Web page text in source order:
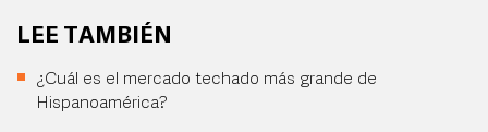
LEE TAMBIÉN
¿Cuál es el mercado techado más grande de
Hispanoamérica?